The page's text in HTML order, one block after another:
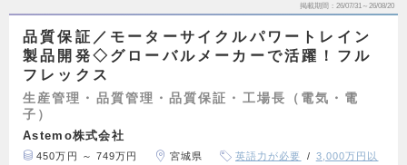
掲載期間 26/07/31～26/08/20
品質保証／モーターサイクルパワートレイン
製品開発◇グローバルメーカーで活躍！フル
フレックス
生産管理・品質管理・品質保証・工場長（電気・電
子）
Astemo株式会社
450万円 ～ 749万円 宮城県 英語力が必要
3,000万円以